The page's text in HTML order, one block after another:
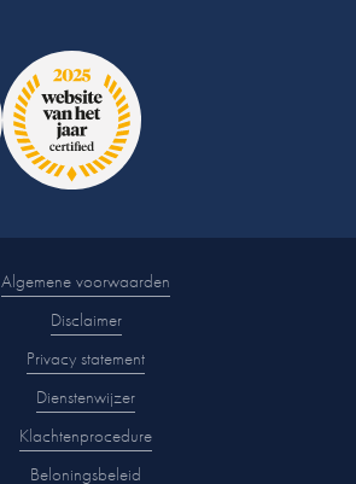
Algemene voorwaarden
Disclaimer
Privacy statement
Dienstenwijzer
Klachtenprocedure
Beloningsbeleid